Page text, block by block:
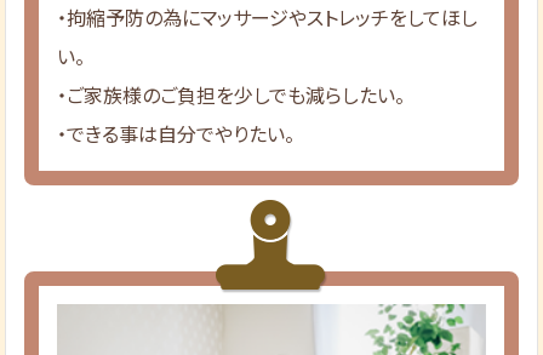
・拘縮予防の為にマッサージやストレッチをしてほし
い。
・ご家族様のご負担を少しでも減らしたい。
・できる事は自分でやりたい。